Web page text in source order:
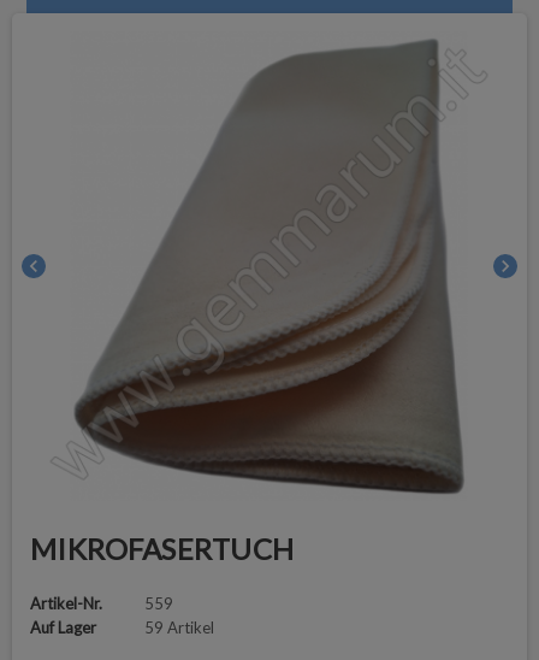
chevron_left chevron_right
MIKROFASERTUCH
Artikel-Nr.
559
Auf Lager
59 Artikel